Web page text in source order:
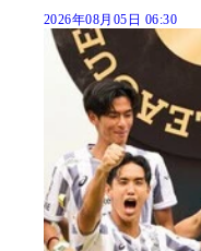
2026年08月05日 06:30